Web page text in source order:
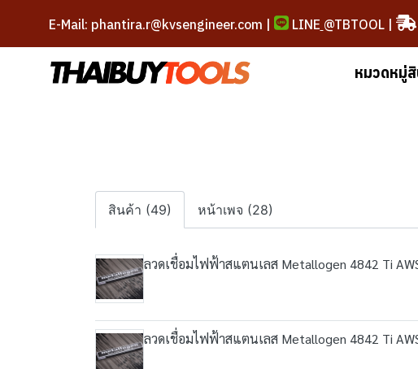
E-Mail: phantira.r@kvsengineer.com | LINE @TBTOOL|
หมวดหมู่
สินค้า (49) หน้าเพจ (28)
ลวดเชื่อมไฟฟ้าสแตนเลส Metallogen 4842 Ti
ลวดเชื่อมไฟฟ้าสแตนเลส Metallogen 4842 Ti